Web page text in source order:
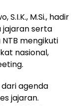
S.I.K., M.Si., hadir
jajaran serta
mengikuti
nasional,
agenda
jajaran.